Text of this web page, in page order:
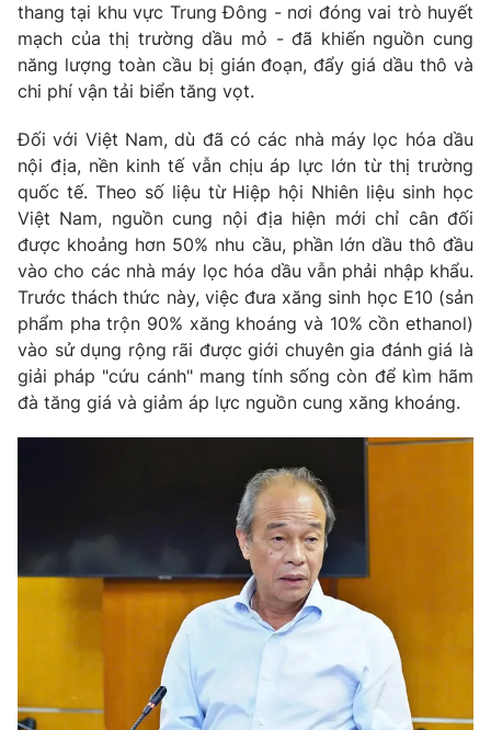
Góc doanh nghiệp
Truyền hình
Phim VTV
Hậu trường
Nhân vật
Khán giả
Giải sao mai
Giải trí
Điện ảnh
Âm nhạc
Sao
Đời sống
Du lịch
Làm đẹp
Chất lượng cuộc sống
Giáo dục
Tuyển sinh
Học trực tuyến
Công nghệ
Hitech Công nghệ tương lai
Sản phẩm
Thị trường
Giao lưu trực tuyến
Lịch phát sóng
Podcast
Photo Infographic
Video Shorts video
VTV Money VTV Thể thao
thang tại khu vực Trung Đông - nơi đóng vai trò huyết
mạch của thị trường dầu mỏ - đã khiến nguồn cung
năng lượng toàn cầu bị gián đoạn, đẩy giá dầu thô và
chi phí vận tải biển tăng vọt.
Đối với Việt Nam, dù đã có các nhà máy lọc hóa dầu
nội địa, nền kinh tế vẫn chịu áp lực lớn từ thị trường
quốc tế. Theo số liệu từ Hiệp hội Nhiên liệu sinh học
Việt Nam, nguồn cung nội địa hiện mới chỉ cân đối
được khoảng hơn 50% nhu cầu, phần lớn dầu thô đầu
vào cho các nhà máy lọc hóa dầu vẫn phải nhập khẩu.
Trước thách thức này, việc đưa xăng sinh học E10 (sản
phẩm pha trộn 90% xăng khoáng và 10% cồn ethanol)
vào sử dụng rộng rãi được giới chuyên gia đánh giá là
giải pháp "cứu cánh" mang tính sống còn để kìm hãm
đà tăng giá và giảm áp lực nguồn cung xăng khoáng.